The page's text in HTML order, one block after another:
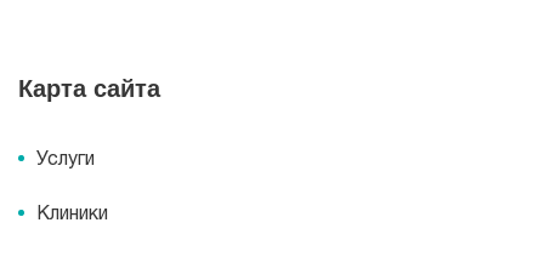
Карта сайта
Услуги
Клиники